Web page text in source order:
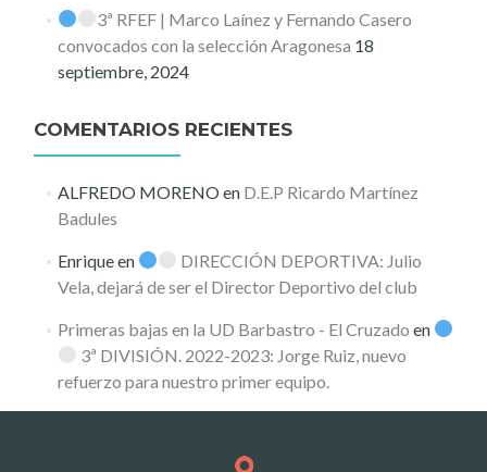
3ª RFEF | Marco Laínez y Fernando Casero
convocados con la selección Aragonesa 18
septiembre, 2024
COMENTARIOS RECIENTES
ALFREDO MORENOen D.E.P Ricardo Martínez
Badules
Enriqueen
DIRECCIÓN DEPORTIVA: Julio
Vela, dejará de ser el Director Deportivo del club
Primeras bajas en la UD Barbastro - El Cruzado en
3ª DIVISIÓN. 2022-2023: Jorge Ruiz, nuevo
refuerzo para nuestro primer equipo.